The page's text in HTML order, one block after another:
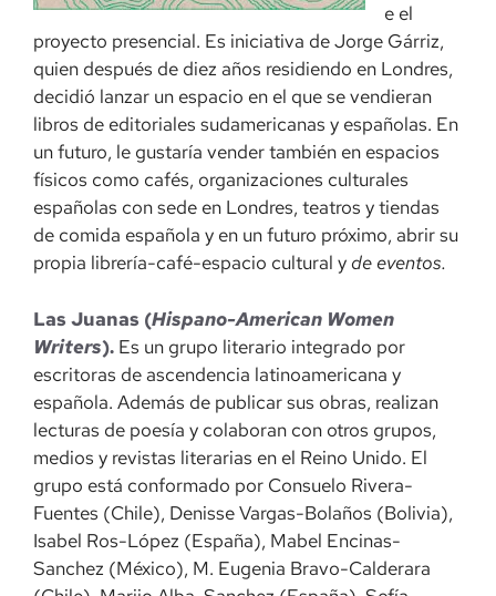
e el
proyecto presencial. Es iniciativa de Jorge Gárriz,
quien después de diez años residiendo en Londres,
decidió lanzar un espacio en el que se vendieran
libros de editoriales sudamericanas y españolas. En
un futuro, le gustaría vender también en espacios
físicos como cafés, organizaciones culturales
españolas con sede en Londres, teatros y tiendas
de comida española y en un futuro próximo, abrir su
propia librería-café-espacio cultural yde eventos.
Las Juanas (Hispano-American Women
Writers). Es un grupo literario integrado por
escritoras de ascendencia latinoamericana y
española. Además de publicar sus obras, realizan
lecturas de poesía y colaboran con otros grupos,
medios y revistas literarias en el Reino Unido. El
grupo está conformado por Consuelo Rivera-
Fuentes (Chile), Denisse Vargas-Bolaños (Bolivia),
Isabel Ros-López (España), Mabel Encinas-
Sanchez (México), M. Eugenia Bravo-Calderara